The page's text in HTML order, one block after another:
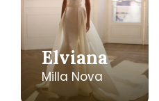
Elviana
Milla Nova